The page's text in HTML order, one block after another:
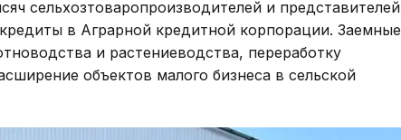
сельхозтоваропроизводителей и представителей
в Аграрной кредитной корпорации. Заемные
и растениеводства, переработку
объектов малого бизнеса в сельской